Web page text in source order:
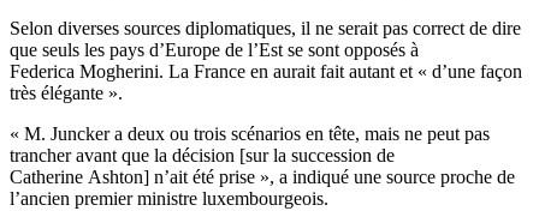
Selon diverses sources diplomatiques, il ne serait pas correct de dire
que seuls les pays d’Europe de l’Est se sont opposés à
Federica Mogherini. La France en aurait fait autant et « d’une façon
très élégante ».
« M. Juncker a deux ou trois scénarios en tête, mais ne peut pas
trancher avant que la décision [sur la succession de
Catherine Ashton] n’ait été prise », a indiqué une source proche de
l’ancien premier ministre luxembourgeois.